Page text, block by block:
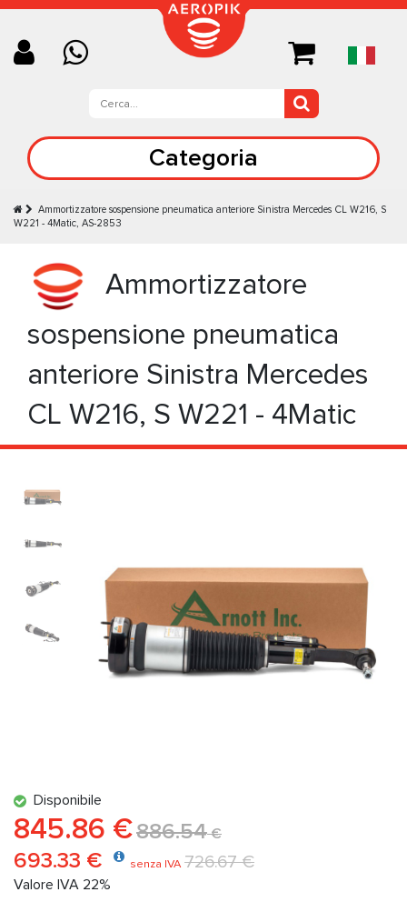
Categoria
Ammortizzatore sospensione pneumatica anteriore Sinistra Mercedes CL W216, S
W221 - 4Matic, AS-2853
Ammortizzatore
sospensione pneumatica
anteriore Sinistra Mercedes
CL W216, S W221 - 4Matic
Disponibile
845.86 €886.54€
693.33 € senza IVA 726.67 €
Valore IVA 22%